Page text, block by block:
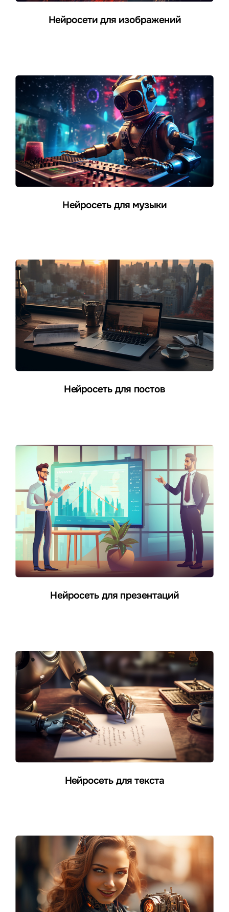
Нейросети для изображений
Нейросеть для музыки
Нейросеть для постов
Нейросеть для презентаций
Нейросеть для текста